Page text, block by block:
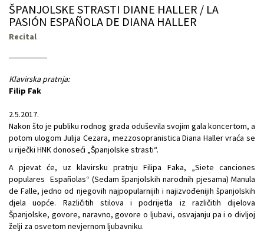
ŠPANJOLSKE STRASTI DIANE HALLER / LA
PASIÓN ESPAÑOLA DE DIANA HALLER
Recital
Klavirska pratnja:
Filip Fak
2.5.2017.
Nakon što je publiku rodnog grada oduševila svojim gala koncertom, a
potom ulogom Julija Cezara, mezzosopranistica Diana Haller vraća se
u riječki HNK donoseći „Španjolske strasti“.
A pjevat će, uz klavirsku pratnju Filipa Faka, „Siete canciones
populares Españolas“ (Sedam španjolskih narodnih pjesama) Manula
de Falle, jedno od njegovih najpopularnijih i najizvođenijih španjolskih
djela uopće. Različitih stilova i podrijetla iz različitih dijelova
Španjolske, govore, naravno, govore o ljubavi, osvajanju pa i o divljoj
želji za osvetom nevjernom ljubavniku.